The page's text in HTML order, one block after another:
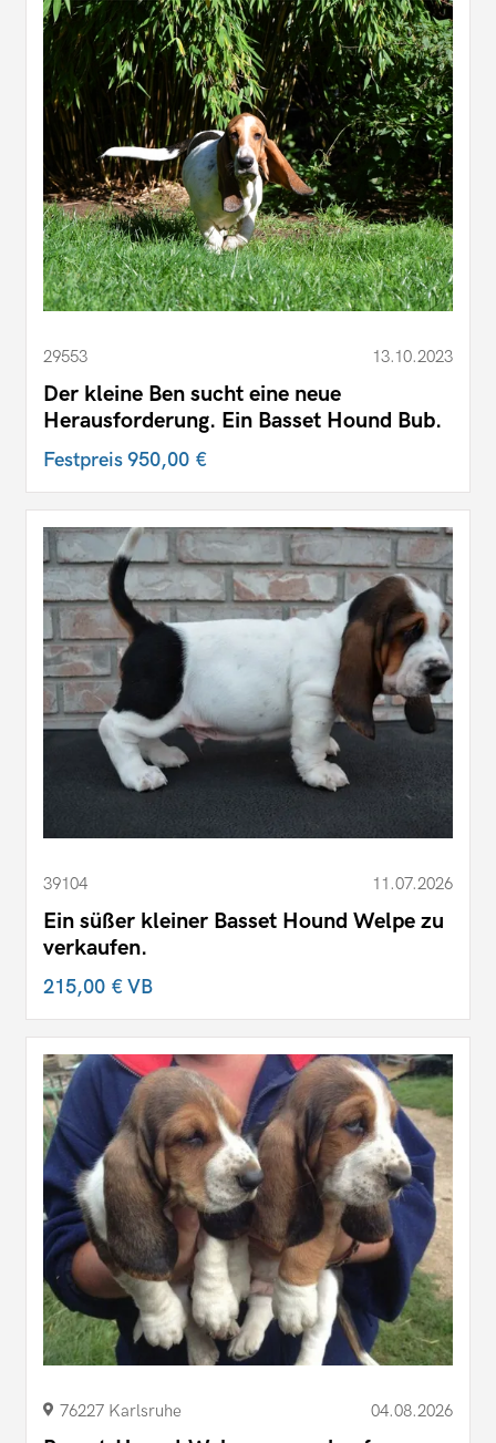
29553 13.10.2023
Der kleine Ben sucht eine neue
Herausforderung. Ein Basset Hound Bub.
Festpreis950,00 €
39104 11.07.2026
Ein süßer kleiner Basset Hound Welpe zu
verkaufen.
215,00 €VB
76227 Karlsruhe 04.08.2026